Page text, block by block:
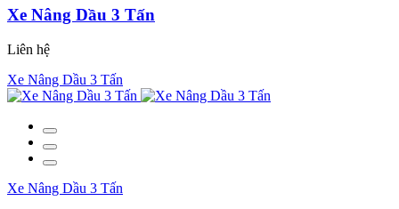
Xe Nâng Dầu 3 Tấn
Liên hệ
Xe Nâng Dầu 3 Tấn
Xe Nâng Dầu 3 Tấn